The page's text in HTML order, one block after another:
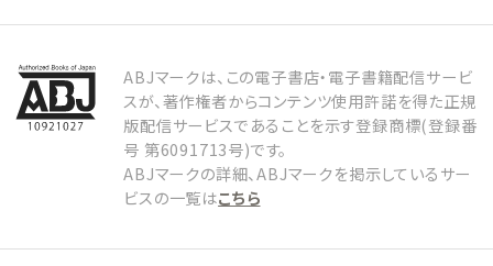
ABJマークは、この電子書店・電子書籍配信サービ
スが、著作権者からコンテンツ使用許諾を得た正規
版配信サービスであることを示す登録商標(登録番
号 第6091713号)です。
ABJマークの詳細、ABJマークを掲示しているサー
ビスの一覧はこちら